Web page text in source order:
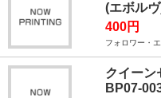
(エボル
400円
フォロワー・
クイーン
BP07-